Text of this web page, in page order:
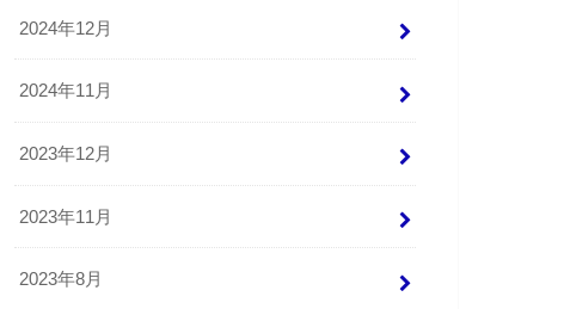
2024年12月
2024年11月
2023年12月
2023年11月
2023年8月